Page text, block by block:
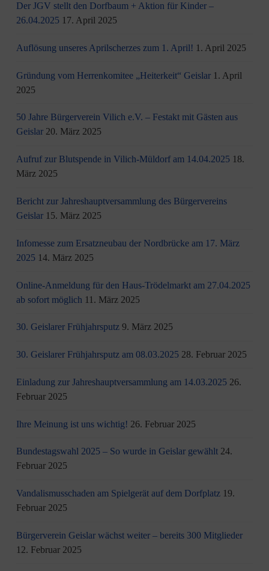
Der JGV stellt den Dorfbaum + Aktion für Kinder –
26.04.2025 17. April 2025
Auflösung unseres Aprilscherzes zum 1. April! 1. April 2025
Gründung vom Herrenkomitee „Heiterkeit“ Geislar 1. April
2025
50 Jahre Bürgerverein Vilich e.V. – Festakt mit Gästen aus
Geislar 20. März 2025
Aufruf zur Blutspende in Vilich-Müldorf am 14.04.2025 18.
März 2025
Bericht zur Jahreshauptversammlung des Bürgervereins
Geislar 15. März 2025
Infomesse zum Ersatzneubau der Nordbrücke am 17. März
2025 14. März 2025
Online-Anmeldung für den Haus-Trödelmarkt am 27.04.2025
ab sofort möglich 11. März 2025
30. Geislarer Frühjahrsputz 9. März 2025
30. Geislarer Frühjahrsputz am 08.03.2025 28. Februar 2025
Einladung zur Jahreshauptversammlung am 14.03.2025 26.
Februar 2025
Ihre Meinung ist uns wichtig! 26. Februar 2025
Bundestagswahl 2025 – So wurde in Geislar gewählt 24.
Februar 2025
Vandalismusschaden am Spielgerät auf dem Dorfplatz 19.
Februar 2025
Bürgerverein Geislar wächst weiter – bereits 300 Mitglieder
12. Februar 2025